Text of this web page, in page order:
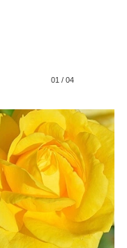
01 / 04